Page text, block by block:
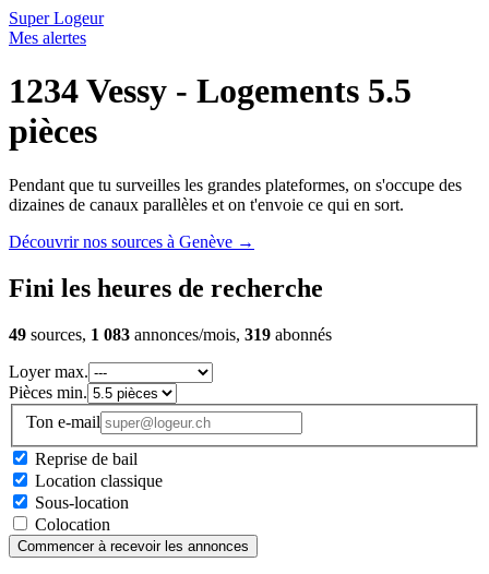
Super Logeur
Mes alertes
1234 Vessy - Logements 5.5
pièces
Pendant que tu surveilles les grandes plateformes, on s'occupe des
dizaines de canaux parallèles et on t'envoie ce qui en sort.
Découvrir nos sources à Genève →
Fini les heures de recherche
49 sources, 1 083 annonces/mois, 319 abonnés
Loyer max.
Pièces min.
Ton e-mail
Reprise de bail
Location classique
Sous-location
Colocation
Commencer à recevoir les annonces